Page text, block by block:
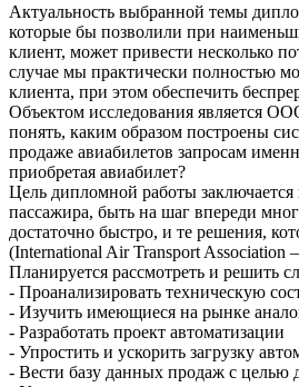
Актуальность выбранной темы
которые бы позволили при
клиент, может привести несколько
случае мы практически полностью
клиента, при этом обеспечить
Объектом исследования является
понять, каким образом построены
продаже авиабилетов запросам
приобретая авиабилет?
Цель дипломной работы
пассажира, быть на шаг впереди
достаточно быстро, и те решения,
(International Air Transport
Планируется рассмотреть и решить
- Проанализировать техническую
- Изучить имеющиеся на рынке
- Разработать проект автоматизации
- Упростить и ускорить загрузку
- Вести базу данных продаж с целью